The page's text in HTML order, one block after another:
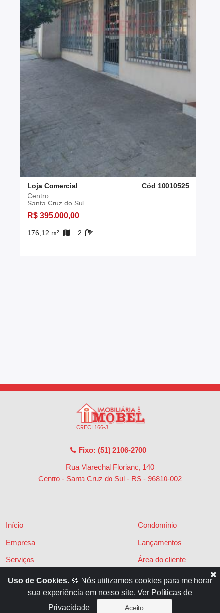
Loja Comercial
Cód 10010525
Centro
Santa Cruz do Sul
R$ 395.000,00
176,12 m² 2
CRECI 166-J
Fixo: (51) 2106-2700
Rua Marechal Floriano, 140
Centro - Santa Cruz do Sul - RS - 96810-002
Início
Empresa
Serviços
Financiamentos
Locações
Condomínio
Lançamentos
Área do cliente
Políticas de privacidade
Contato
Uso de Cookies. 🍪 Nós utilizamos cookies para melhorar
sua experiência em nosso site. Ver Políticas de
Privacidade
Aceito